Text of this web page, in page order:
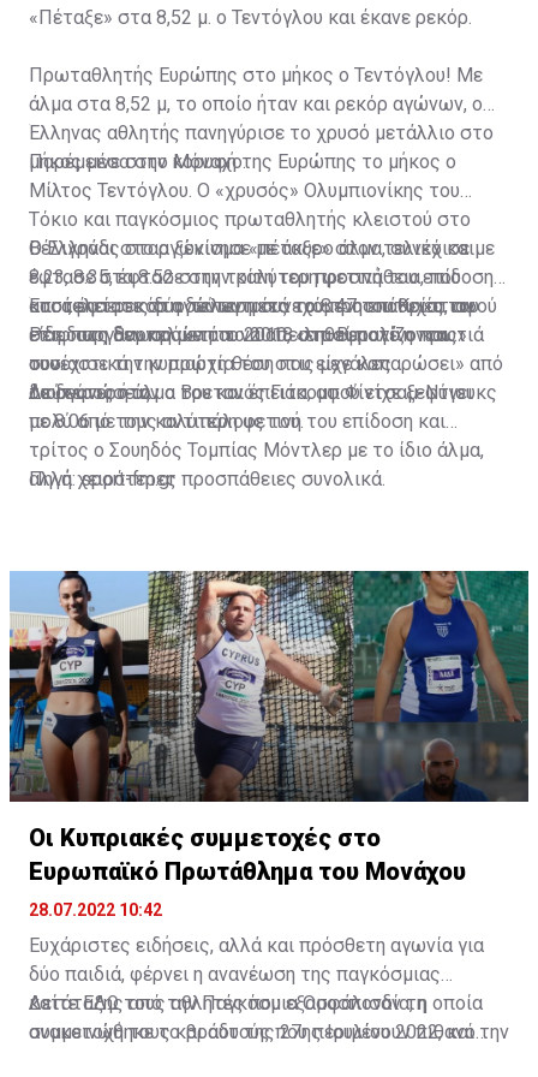
«Πέταξε» στα 8,52 μ. ο Τεντόγλου και έκανε ρεκόρ.
Πρωταθλητής Ευρώπης στο μήκος ο Τεντόγλου! Με
άλμα στα 8,52 μ, το οποίο ήταν και ρεκόρ αγώνων, ο
Έλληνας αθλητής πανηγύρισε το χρυσό μετάλλιο στο
μήκος μέσα στο Μόναχο.
Παρέμεινε στην κορυφή της Ευρώπης το μήκος ο
Μίλτος Τεντόγλου. Ο «χρυσός» Ολυμπιονίκης του
Τόκιο και παγκόσμιος πρωταθλητής κλειστού στο
Βελιγράδι στο αγώνισμα «πέταξε» στον τελικό και
έφτασε στα 8.52 στην τρίτη του προσπάθεια, που
αποτελεί ρεκόρ αγώνων μετά το 8.47 του Κρίστιαν
Ρέιφ στη Βαρκελώνη το 2010, «επισφραγίζοντας»
ουσιαστικά την πρώτη θέση που είχε καπαρώσει» από
το δεύτερο άλμα του και έπειτα, αφού είχε ξεφύγει
πολύ από τους αντιπάλους του.
Ο Έλληνας σταρ ξεκίνησε με άκυρο άλμα, συνέχισε με
8.23, 8.35, έφτασε στην καλύτερη φετινή του επίδοση
και άφησε τις δύο τελευταίες του προσπάθειες, αφού
είδε πως δεν πρόκειται να απειληθεί ποτέ η πρωτιά
του.
Έτσι, έφτασε στη δεύτερη συνεχόμενη επιτυχία του
στη διοργάνωση μετά το 2018 στο Βερολίνο και
συνέχισε την κυριαρχία του στις μεγάλες
διοργανώσεις.
Δεύτερος ήταν ο Βρετανός Γιάκομπ Φίντσαμ-Ντιουκς
με 8.06 με την καλύτερη φετινή του επίδοση και
τρίτος ο Σουηδός Τομπίας Μόντλερ με το ίδιο άλμα,
αλλά χειρότερες προσπάθειες συνολικά.
Πηγή: sport-fm.gr
Οι Κυπριακές συμμετοχές στο
Ευρωπαϊκό Πρωτάθλημα του Μονάχου
28.07.2022 10:42
Ευχάριστες ειδήσεις, αλλά και πρόσθετη αγωνία για
δύο παιδιά, φέρνει η ανανέωση της παγκόσμιας
κατάταξης από την Παγκόσμια Ομοσπονδία, η οποία
ανακοινώθηκε το βράδυ της 27ης Ιουλίου 2022, και την
ΔείτεΕΔΩτους αθλητές που εξασφάλισαν τη
συμμετοχή τους και αυτούς που περιμένουν πιθανό